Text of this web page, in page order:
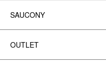
SAUCONY
OUTLET